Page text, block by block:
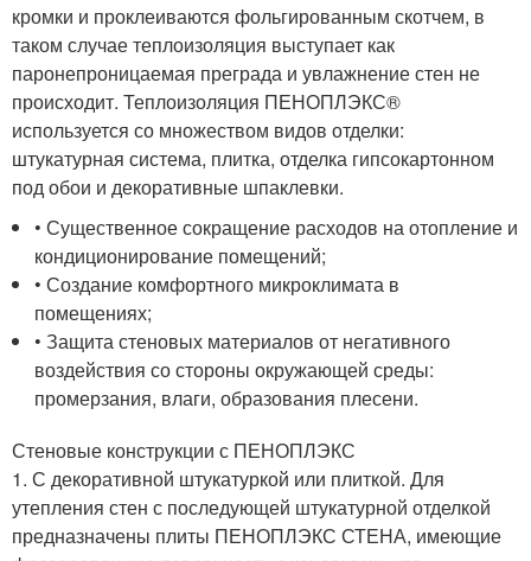
кромки и проклеиваются фольгированным скотчем, в
таком случае теплоизоляция выступает как
паронепроницаемая преграда и увлажнение стен не
происходит. Теплоизоляция ПЕНОПЛЭКС®
используется со множеством видов отделки:
штукатурная система, плитка, отделка гипсокартонном
под обои и декоративные шпаклевки.
• Существенное сокращение расходов на отопление и
кондиционирование помещений;
• Создание комфортного микроклимата в
помещениях;
• Защита стеновых материалов от негативного
воздействия со стороны окружающей среды:
промерзания, влаги, образования плесени.
Стеновые конструкции с ПЕНОПЛЭКС
1. С декоративной штукатуркой или плиткой. Для
утепления стен с последующей штукатурной отделкой
предназначены плиты ПЕНОПЛЭКС СТЕНА, имеющие